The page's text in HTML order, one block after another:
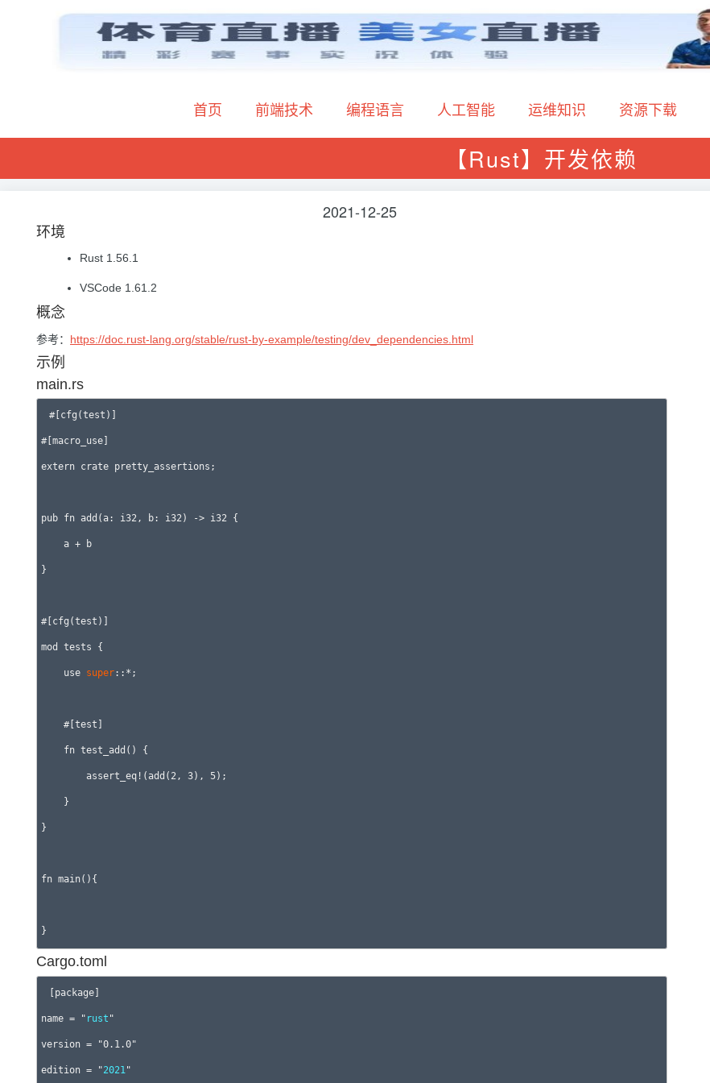
首页 前端技术 编程语言 人工智能 运维知识 资源下载
【Rust】开发依赖
2021-12-25
环境
Rust 1.56.1
VSCode 1.61.2
概念
参考： https://doc.rust-lang.org/stable/rust-by-example/testing/dev_dependencies.html
示例
main.rs
#[cfg(test)]
#[macro_use]
extern crate pretty_assertions;
pub fn add(a: i32, b: i32) -> i32 {
}
#[cfg(test)]
mod tests {
    use
super::*;
}
fn main(){
Cargo.toml
[package]
name = " rust "
version = "0.1.0"
edition = "2021 "